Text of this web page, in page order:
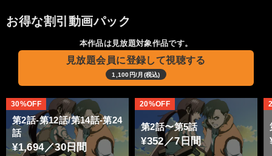
お得な割引動画パック
本作品は見放題対象作品です。
見放題会員に登録して視聴する
1,100円/月(税込)
第2話-第12話/第14話-第24
話
¥1,694／30日間
30%OFF
第2話〜第5話
¥352／7日間
20%OFF